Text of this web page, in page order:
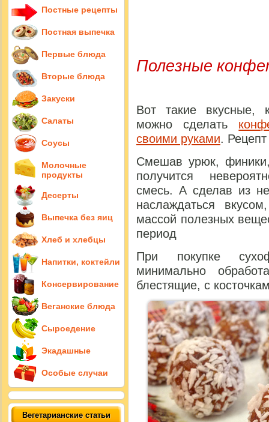
Полезные
Вот такие вкусные,
можно сделать
своими руками.
Смешав урюк,
получится
смесь. А сделав из
наслаждаться
массой полезных
период
При покупке
минимально
блестящие, с
Постные рецепты
Постная выпечка
Первые блюда
Вторые блюда
Закуски
Салаты
Соусы
Молочные
продукты
Десерты
Выпечка без яиц
Хлеб и хлебцы
Напитки, коктейли
Консервирование
Веганские блюда
Сыроедение
Экадашные
Особые случаи
Вегетарианские статьи